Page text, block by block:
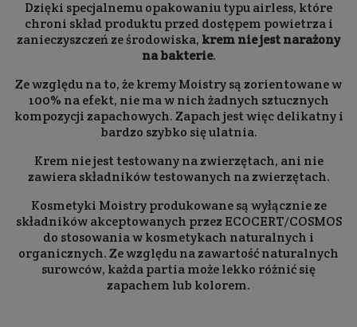
Dzięki specjalnemu opakowaniu typu airless, które
chroni skład produktu przed dostępem powietrza i
zanieczyszczeń ze środowiska, krem nie jest narażony
na bakterie.
Ze względu na to, że kremy Moistry są zorientowane w
100% na efekt, nie ma w nich żadnych sztucznych
kompozycji zapachowych. Zapach jest więc delikatny i
bardzo szybko się ulatnia.
Krem nie jest testowany na zwierzętach, ani nie
zawiera składników testowanych na zwierzętach.
Kosmetyki Moistry produkowane są wyłącznie ze
składników akceptowanych przez ECOCERT/COSMOS
do stosowania w kosmetykach naturalnych i
organicznych. Ze względu na zawartość naturalnych
surowców, każda partia może lekko różnić się
zapachem lub kolorem.